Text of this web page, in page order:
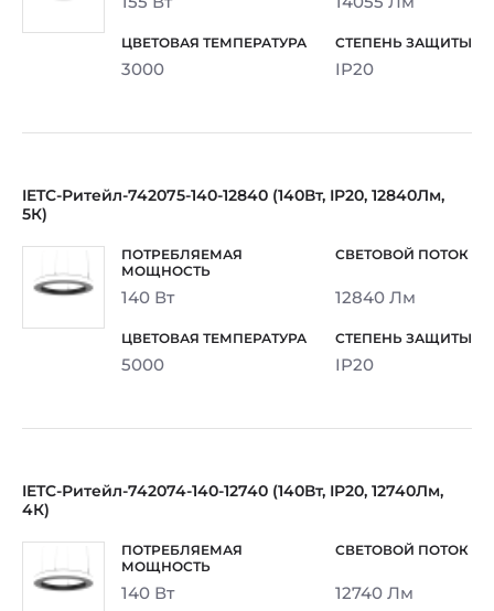
3000 IP20
IETC-Ритейл-742075-140-12840 (140Вт, IP20, 12840Лм,
5К)
140 Вт 12840 Лм
5000 IP20
IETC-Ритейл-742074-140-12740 (140Вт, IP20, 12740Лм,
4К)
140 Вт 12740 Лм